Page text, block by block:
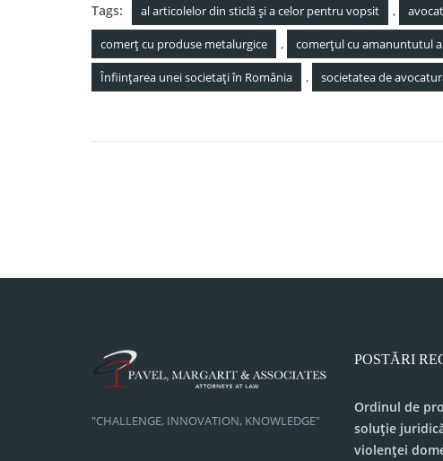
Tags: al articolelor din sticlă și a celor pentru vopsit ,
comerț cu produse metalurgice , comerțul cu amanuntutul
Înființarea unei societați în România , societatea de
"CHALLENGE, INNOVATION, KNOWLEDGE"
POSTĂRI
Ordinul de
soluție
violenței